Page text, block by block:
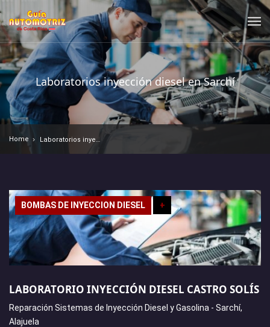
Laboratorios inyección diesel en Sarchí
Home
BOMBAS DE INYECCION DIESEL +
LABORATORIO INYECCIÓN DIESEL CASTRO SOLÍS
Reparación Sistemas de Inyección Diesel y Gasolina - Sarchí,
Alajuela